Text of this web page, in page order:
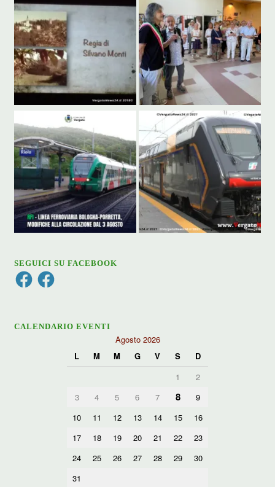
SEGUICI SU FACEBOOK
FacebookFacebook
CALENDARIO EVENTI
Agosto 2026
L
M M G V S
D
1
2
3
4 5 6 7 8
9
10
11 12 13 14 15
16
17
18 19 20 21 22
23
24
25 26 27 28 29
30
31